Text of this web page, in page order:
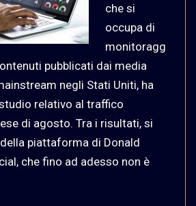
che si
occupa di
monitoragg
pubblicati dai media
negli Stati Uniti, ha
relativo al traffico
di agosto. Tra i risultati, si
piattaforma di Donald
che fino ad adesso non è